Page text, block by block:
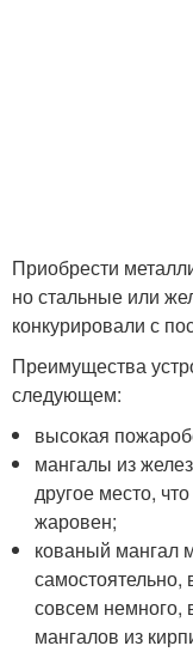
Приобрести
но стальные или
конкурировали с
Преимущества
следующем:
высокая
мангалы из
другое место,
жаровен;
кованый мангал
самостоятельно,
совсем немного,
мангалов из